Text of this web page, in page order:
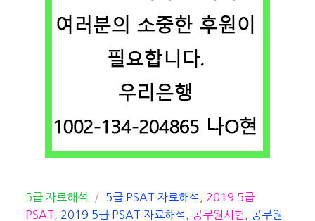
카
테
5급 자료해석
태
그
5급 PSAT 자료해석
2019 5급
PSAT
2019 5급 PSAT 자료해석 공무원시험
공무원